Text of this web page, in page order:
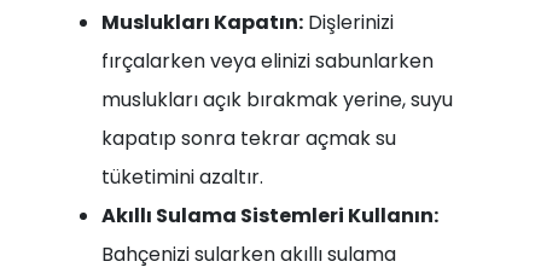
Muslukları Kapatın: Dişlerinizi
fırçalarken veya elinizi sabunlarken
muslukları açık bırakmak yerine, suyu
kapatıp sonra tekrar açmak su
tüketimini azaltır.
Akıllı Sulama Sistemleri Kullanın:
Bahçenizi sularken akıllı sulama